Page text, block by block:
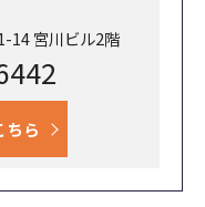
14 宮川ビル2階
ちら